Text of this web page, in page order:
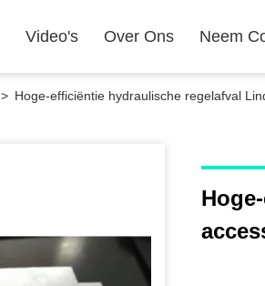
Video's Over Ons Neem
> Hoge-efficiëntie hydraulische regelafval